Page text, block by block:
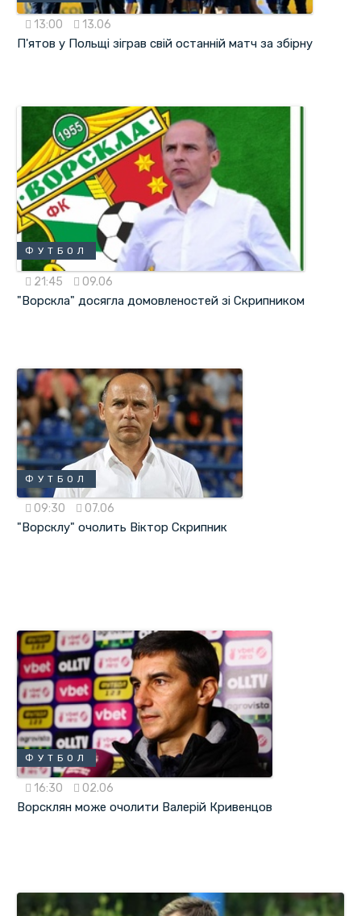
13:00 13.06
П'ятов у Польщі зіграв свій останній матч за збірну
ФУТБОЛ
21:45 09.06
"Ворскла" досягла домовленостей зі Скрипником
ФУТБОЛ
09:30 07.06
"Ворсклу" очолить Віктор Скрипник
ФУТБОЛ
16:30 02.06
Ворсклян може очолити Валерій Кривенцов